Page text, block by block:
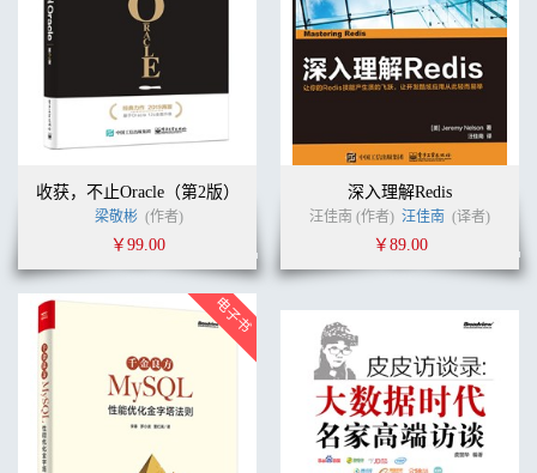
收获，不止Oracle（第2版）
梁敬彬 (作者)
￥99.00
深入理解Redis
汪佳南 (作者) 汪佳南 (译者)
￥89.00